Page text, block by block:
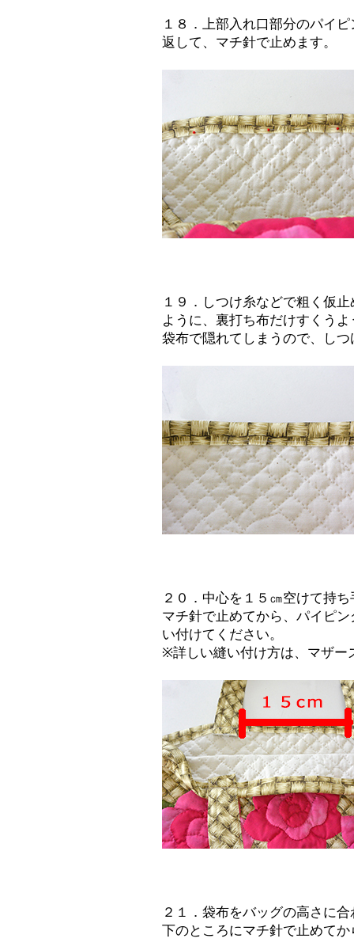
１８．上部入れ口部分のパイ
返して、マチ針で止めます。
１９．しつけ糸などで粗く仮
ように、裏打ち布だけすくう
袋布で隠れてしまうので、し
２０．中心を１５㎝空けて持
マチ針で止めてから、パイピ
い付けてください。
※詳しい縫い付け方は、マザー
２１．袋布をバッグの高さに
下のところにマチ針で止めて